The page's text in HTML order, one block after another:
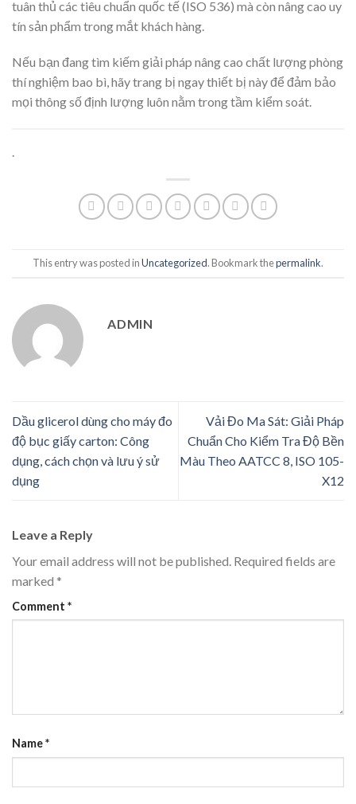
tuân thủ các tiêu chuẩn quốc tế (ISO 536) mà còn nâng cao uy
tín sản phẩm trong mắt khách hàng.
Nếu bạn đang tìm kiếm giải pháp nâng cao chất lượng phòng
thí nghiệm bao bì, hãy trang bị ngay thiết bị này để đảm bảo
mọi thông số định lượng luôn nằm trong tầm kiểm soát.
.
This entry was posted inUncategorized. Bookmark thepermalink.
ADMIN
Dầu glicerol dùng cho máy đo
độ bục giấy carton: Công
dụng, cách chọn và lưu ý sử
dụng
Vải Đo Ma Sát: Giải Pháp
Chuẩn Cho Kiểm Tra Độ Bền
Màu Theo AATCC 8, ISO 105-
X12
Leave a Reply
Your email address will not be published. Required fields are
marked *
Comment *
Name*